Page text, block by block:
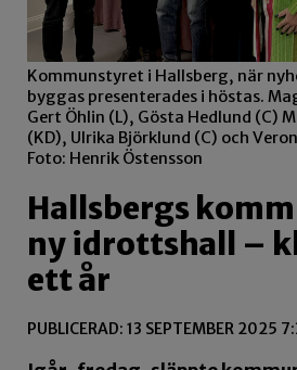
Kommunstyret i Hallsberg, när
byggas presenterades i höstas.
Gert Öhlin (L), Gösta Hedlund (C)
(KD), Ulrika Björklund (C) och
Foto: Henrik Östensson
Hallsbergs
ny idrottshall –
ett år
PUBLICERAD: 13 SEPTEMBER 2025